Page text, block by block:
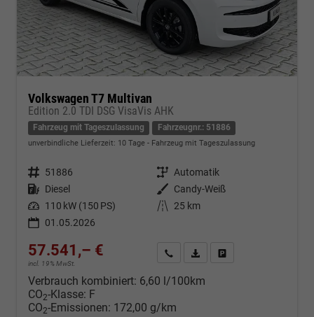
Volkswagen T7 Multivan
Edition 2.0 TDI DSG VisaVis AHK
Fahrzeug mit Tageszulassung Fahrzeugnr.: 51886
unverbindliche Lieferzeit: 10 Tage Fahrzeug mit Tageszulassung
Fahrzeugnr. 51886 Getriebe Automatik
Kraftstoff Diesel Außenfarbe
Candy-Weiß
Leistung 110 kW (150 PS) Kilometerstand
25 km
01.05.2026
57.541,– €
incl. 19% MwSt.
Kontakt & Angebot anfordern
PDF-Datei, Fahrzeugexposé
Verbrauch kombiniert: 6,60 l/100km
CO2-Klasse: F
CO2-Emissionen: 172,00 g/km